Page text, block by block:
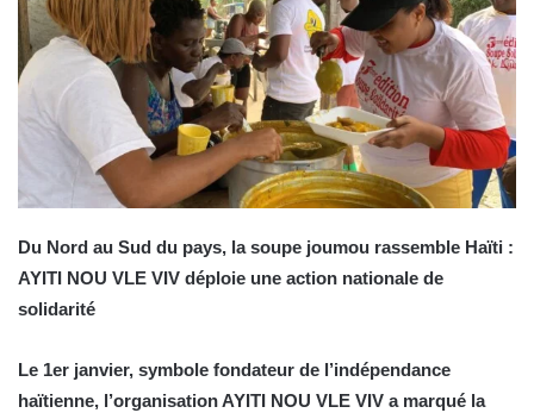
Du Nord au Sud du pays, la soupe joumou rassemble Haïti :
AYITI NOU VLE VIV déploie une action nationale de
solidarité
Le 1er janvier, symbole fondateur de l’indépendance
haïtienne, l’organisation AYITI NOU VLE VIV a marqué la